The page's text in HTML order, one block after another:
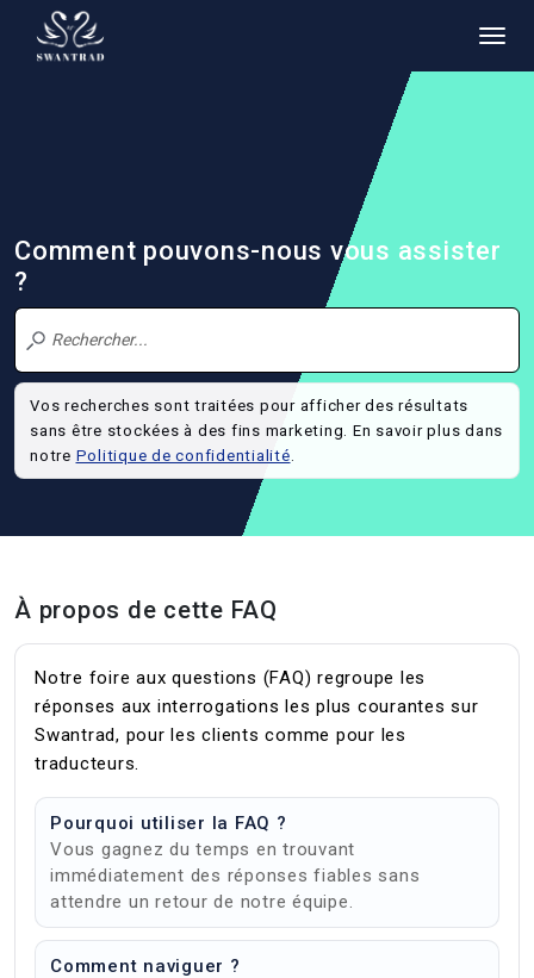
Comment pouvons-nous vous assister
?
Vos recherches sont traitées pour afficher des résultats
sans être stockées à des fins marketing. En savoir plus dans
notre Politique de confidentialité.
À propos de cette FAQ
Notre foire aux questions (FAQ) regroupe les
réponses aux interrogations les plus courantes sur
Swantrad, pour les clients comme pour les
traducteurs.
Pourquoi utiliser la FAQ ?
Vous gagnez du temps en trouvant
immédiatement des réponses fiables sans
attendre un retour de notre équipe.
Comment naviguer ?